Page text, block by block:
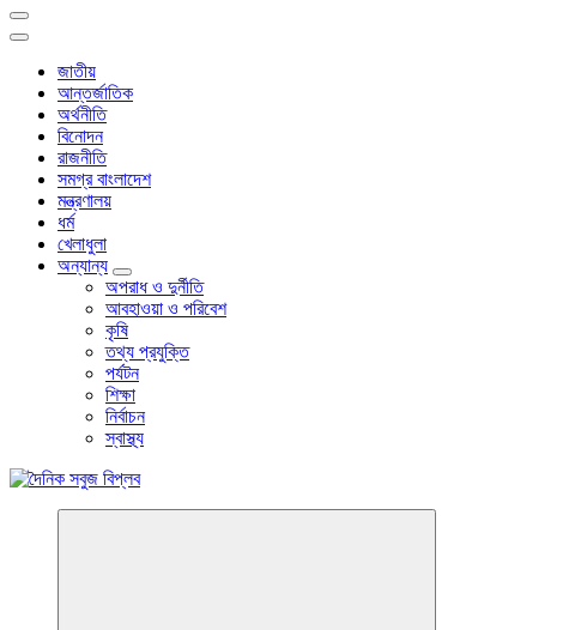
জাতীয়
আন্তর্জাতিক
অর্থনীতি
বিনোদন
রাজনীতি
সমগ্র বাংলাদেশ
মন্ত্রণালয়
ধর্ম
খেলাধুলা
অন্যান্য
অপরাধ ও দুর্নীতি
আবহাওয়া ও পরিবেশ
কৃষি
তথ্য প্রযুক্তি
পর্যটন
শিক্ষা
নির্বাচন
স্বাস্থ্য
বাংলা নিউজ পেপার